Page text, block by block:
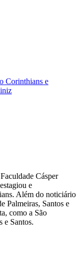
Corinthians e
Cásper
e
Além do noticiário
Palmeiras, Santos e
como a São
e Santos.